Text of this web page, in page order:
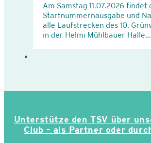
Am Samstag 11.07.2026 findet
Startnummernausgabe und
alle Laufstrecken des 10.
in der Helmi Mühlbauer Halle…
Unterstütze den TSV über
Club – als Partner oder